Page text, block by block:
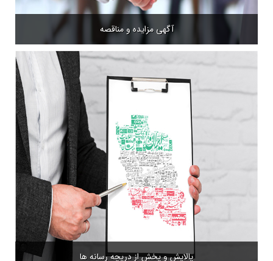
آگهی مزایده و مناقصه
پالایش و پخش از دریچه رسانه ها